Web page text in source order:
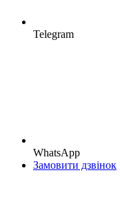
Telegram
WhatsApp
Замовити дзвінок